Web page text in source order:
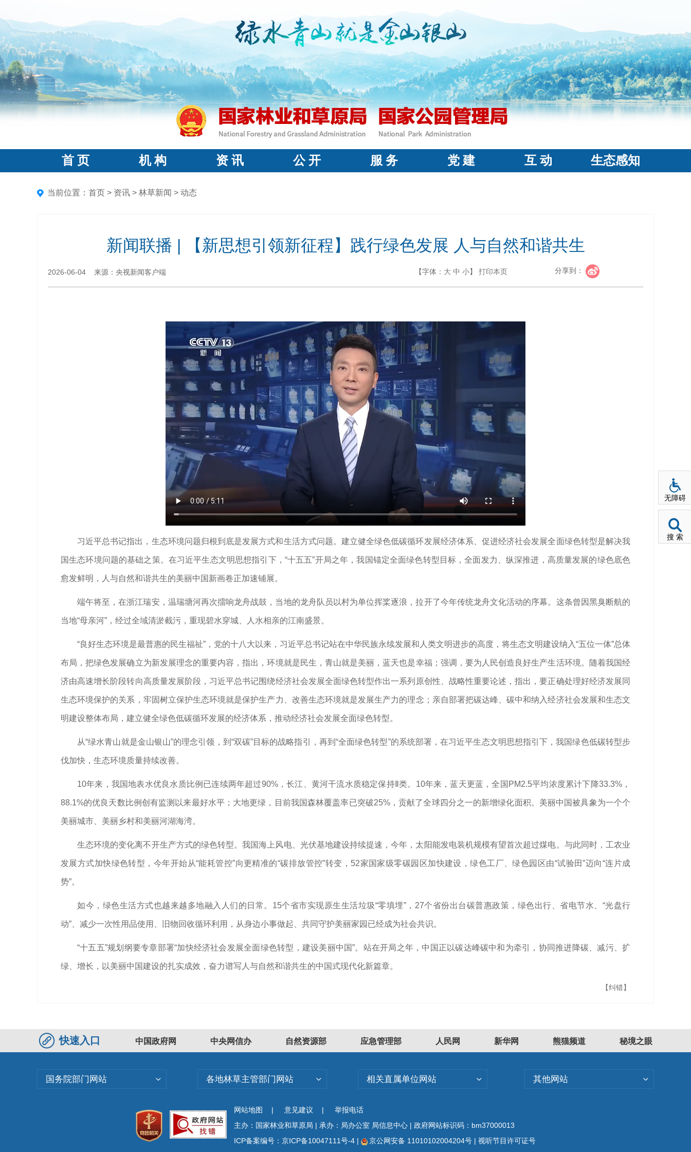
首 页 机 构 资 讯 公 开 服 务 党 建 互 动 生态感知
当前位置： 首页 > 资讯 > 林草新闻 > 动态
新闻联播 | 【新思想引领新征程】践行绿色发展 人与自然和谐共生
2026-06-04 来源：央视新闻客户端 【字体： 大 中 小】 打印本页 分享到：
习近平总书记指出，生态环境问题归根到底是发展方式和生活方式问题。建立健全绿色低碳循环发展经济体系、促进经济社会发展全面绿色转型是解决我
国生态环境问题的基础之策。在习近平生态文明思想指引下，“十五五”开局之年，我国锚定全面绿色转型目标，全面发力、纵深推进，高质量发展的绿色底色
愈发鲜明，人与自然和谐共生的美丽中国新画卷正加速铺展。
端午将至，在浙江瑞安，温瑞塘河再次擂响龙舟战鼓，当地的龙舟队员以村为单位挥桨逐浪，拉开了今年传统龙舟文化活动的序幕。这条曾因黑臭断航的
当地“母亲河”，经过全域清淤截污，重现碧水穿城、人水相亲的江南盛景。
“良好生态环境是最普惠的民生福祉”，党的十八大以来，习近平总书记站在中华民族永续发展和人类文明进步的高度，将生态文明建设纳入“五位一体”总体
布局，把绿色发展确立为新发展理念的重要内容，指出，环境就是民生，青山就是美丽，蓝天也是幸福；强调，要为人民创造良好生产生活环境。随着我国经
济由高速增长阶段转向高质量发展阶段，习近平总书记围绕经济社会发展全面绿色转型作出一系列原创性、战略性重要论述，指出，要正确处理好经济发展同
生态环境保护的关系，牢固树立保护生态环境就是保护生产力、改善生态环境就是发展生产力的理念；亲自部署把碳达峰、碳中和纳入经济社会发展和生态文
明建设整体布局，建立健全绿色低碳循环发展的经济体系，推动经济社会发展全面绿色转型。
从“绿水青山就是金山银山”的理念引领，到“双碳”目标的战略指引，再到“全面绿色转型”的系统部署，在习近平生态文明思想指引下，我国绿色低碳转型步
伐加快，生态环境质量持续改善。
10年来，我国地表水优良水质比例已连续两年超过90%，长江、黄河干流水质稳定保持Ⅱ类。10年来，蓝天更蓝，全国PM2.5平均浓度累计下降33.3%，
88.1%的优良天数比例创有监测以来最好水平；大地更绿，目前我国森林覆盖率已突破25%，贡献了全球四分之一的新增绿化面积。美丽中国被具象为一个个
美丽城市、美丽乡村和美丽河湖海湾。
生态环境的变化离不开生产方式的绿色转型。我国海上风电、光伏基地建设持续提速，今年，太阳能发电装机规模有望首次超过煤电。与此同时，工农业
发展方式加快绿色转型，今年开始从“能耗管控”向更精准的“碳排放管控”转变，52家国家级零碳园区加快建设，绿色工厂、绿色园区由“试验田”迈向“连片成
势”。
如今，绿色生活方式也越来越多地融入人们的日常。15个省市实现原生生活垃圾“零填埋”，27个省份出台碳普惠政策，绿色出行、省电节水、“光盘行
动”、减少一次性用品使用、旧物回收循环利用，从身边小事做起、共同守护美丽家园已经成为社会共识。
“十五五”规划纲要专章部署“加快经济社会发展全面绿色转型，建设美丽中国”。站在开局之年，中国正以碳达峰碳中和为牵引，协同推进降碳、减污、扩
绿、增长，以美丽中国建设的扎实成效，奋力谱写人与自然和谐共生的中国式现代化新篇章。
【纠错】
快速入口 中国政府网 中央网信办 自然资源部 应急管理部 人民网 新华网 熊猫频道 秘境之眼
国务院部门网站 各地林草主管部门网站 相关直属单位网站 其他网站
网站地图 | 意见建议 |
举报电话
主办：国家林业和草原局 | 承办：局办公室 局信息中心 | 政府网站标识码：bm37000013
ICP备案编号：京ICP备10047111号-4 | 京公网安备 11010102004204号 | 视听节目许可证号
无障碍
搜 索